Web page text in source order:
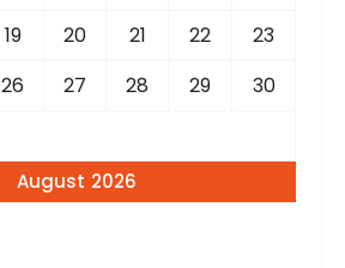
August 2026
19 20 21 22
23
26 27 28 29
30